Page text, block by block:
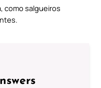
como salgueiros